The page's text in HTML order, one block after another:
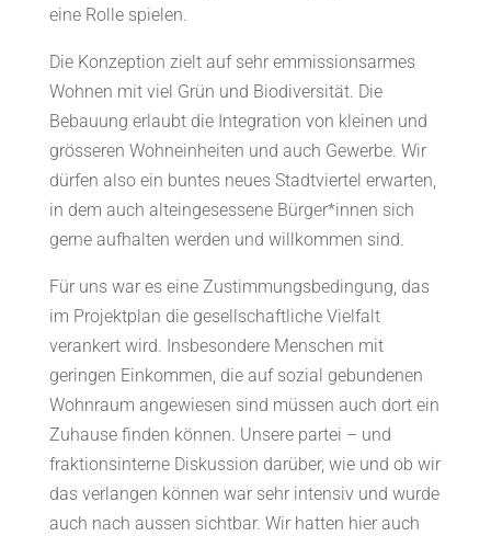
eine Rolle spielen.
Die Konzeption zielt auf sehr emmissionsarmes
Wohnen mit viel Grün und Biodiversität. Die
Bebauung erlaubt die Integration von kleinen und
grösseren Wohneinheiten und auch Gewerbe. Wir
dürfen also ein buntes neues Stadtviertel erwarten,
in dem auch alteingesessene Bürger*innen sich
gerne aufhalten werden und willkommen sind.
Für uns war es eine Zustimmungsbedingung, das
im Projektplan die gesellschaftliche Vielfalt
verankert wird. Insbesondere Menschen mit
geringen Einkommen, die auf sozial gebundenen
Wohnraum angewiesen sind müssen auch dort ein
Zuhause finden können. Unsere partei – und
fraktionsinterne Diskussion darüber, wie und ob wir
das verlangen können war sehr intensiv und wurde
auch nach aussen sichtbar. Wir hatten hier auch